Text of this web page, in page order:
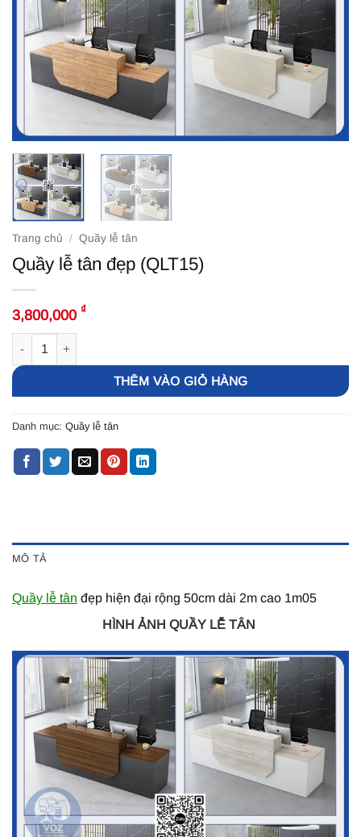
Trang chủ / Quầy lễ tân
Quầy lễ tân đẹp (QLT15)
3,800,000 ₫
THÊM VÀO GIỎ HÀNG
Danh mục: Quầy lễ tân
MÔ TẢ
Quầy lễ tân đẹp hiện đại rộng 50cm dài 2m cao 1m05
HÌNH ẢNH QUẦY LỄ TÂN